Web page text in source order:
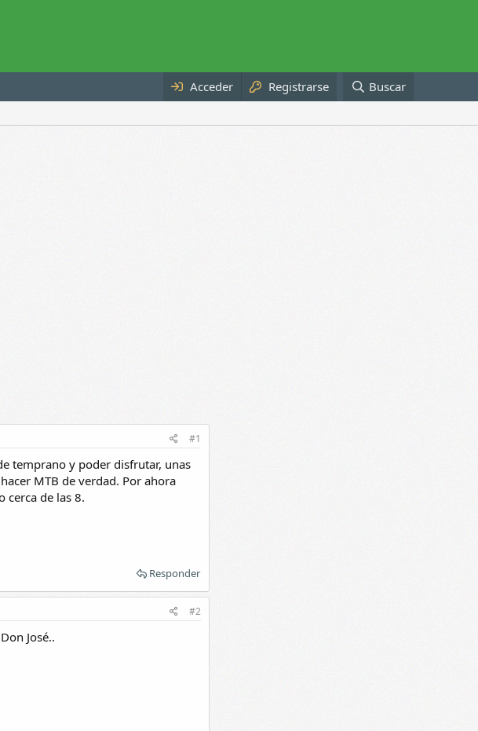
Acceder Registrarse Buscar
#1
temprano y poder disfrutar, unas
MTB de verdad. Por ahora
cerca de las 8.
Responder
#2
José..